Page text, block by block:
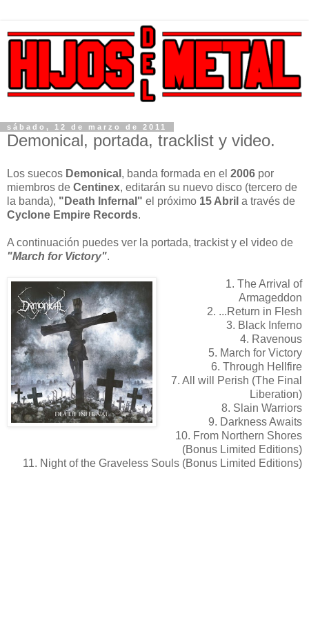
sábado, 12 de marzo de 2011
Demonical, portada, tracklist y video.
Los suecos Demonical , banda formada en el 2006 por
miembros de Centinex, editarán su nuevo disco (tercero de
la banda), "Death Infernal" el próximo 15 Abril a través de
Cyclone Empire Records.
A continuación puedes ver la portada, trackist y el video de
"March for Victory".
1. The Arrival of
Armageddon
2. ...Return in Flesh
3. Black Inferno
4. Ravenous
5. March for Victory
6. Through Hellfire
7. All will Perish (The Final
Liberation)
8. Slain Warriors
9. Darkness Awaits
10. From Northern Shores
(Bonus Limited Editions)
11. Night of the Graveless Souls (Bonus Limited Editions)